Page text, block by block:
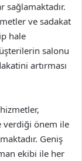
ve sadakat
hale
salonu
artırması
verdiği önem ile
Geniş
ekibi ile her